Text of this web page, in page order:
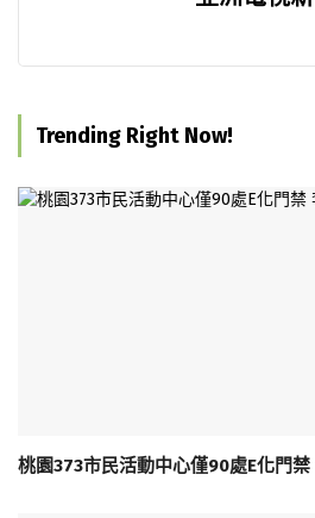
Trending Right Now!
桃園373市民活動中心僅90處E化門